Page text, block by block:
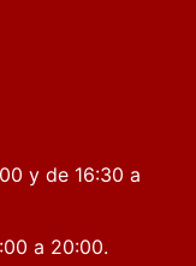
y de 16:30 a
a 20:00.